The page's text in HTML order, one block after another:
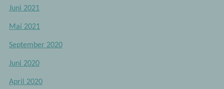
Juni 2021
Mai 2021
September 2020
Juni 2020
April 2020